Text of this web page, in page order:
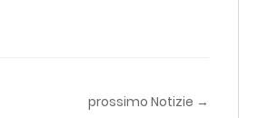
prossimo Notizie →